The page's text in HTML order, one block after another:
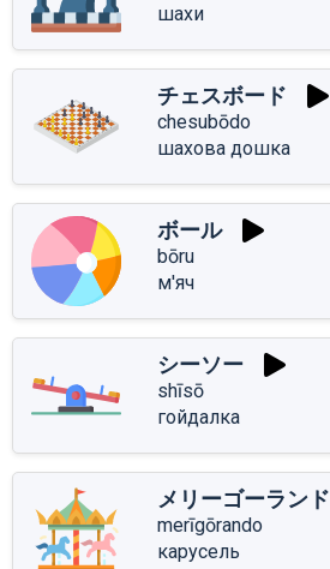
шахи
チェスボード
chesubōdo
шахова дошка
ボール
bōru
м'яч
シーソー
shīsō
гойдалка
メリーゴーランド
merīgōrando
карусель